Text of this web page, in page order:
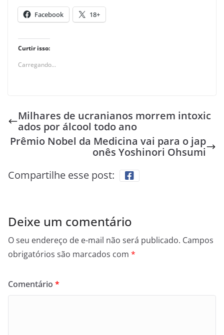
Facebook 18+
Curtir isso:
Carregando...
Milhares de ucranianos morrem intoxic
ados por álcool todo ano
Prêmio Nobel da Medicina vai para o jap
onês Yoshinori Ohsumi
Compartilhe esse post:
Deixe um comentário
O seu endereço de e-mail não será publicado. Campos
obrigatórios são marcados com *
Comentário *